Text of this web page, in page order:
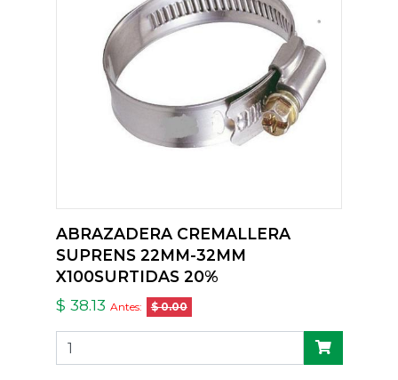
ABRAZADERA CREMALLERA
SUPRENS 22MM-32MM
X100SURTIDAS 20%
$ 38.13 Antes: $ 0.00